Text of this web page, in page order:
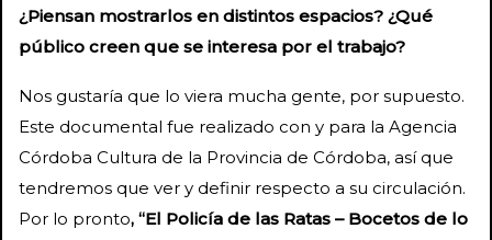
¿Piensan mostrarlos en distintos espacios? ¿Qué
público creen que se interesa por el trabajo?
Nos gustaría que lo viera mucha gente, por supuesto.
Este documental fue realizado con y para la Agencia
Córdoba Cultura de la Provincia de Córdoba, así que
tendremos que ver y definir respecto a su circulación.
Por lo pronto, “El Policía de las Ratas – Bocetos de lo